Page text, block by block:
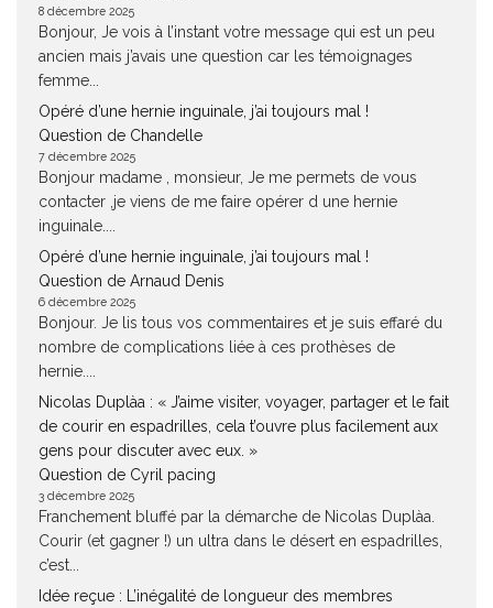
8 décembre 2025
Bonjour, Je vois à l’instant votre message qui est un peu
ancien mais j’avais une question car les témoignages
femme...
Opéré d’une hernie inguinale, j’ai toujours mal !
Question de Chandelle
7 décembre 2025
Bonjour madame , monsieur, Je me permets de vous
contacter ,je viens de me faire opérer d une hernie
inguinale....
Opéré d’une hernie inguinale, j’ai toujours mal !
Question de Arnaud Denis
6 décembre 2025
Bonjour. Je lis tous vos commentaires et je suis effaré du
nombre de complications liée à ces prothèses de
hernie....
Nicolas Duplàa : « J’aime visiter, voyager, partager et le fait
de courir en espadrilles, cela t’ouvre plus facilement aux
gens pour discuter avec eux. »
Question de Cyril pacing
3 décembre 2025
Franchement bluffé par la démarche de Nicolas Duplàa.
Courir (et gagner !) un ultra dans le désert en espadrilles,
c’est...
Idée reçue : L’inégalité de longueur des membres